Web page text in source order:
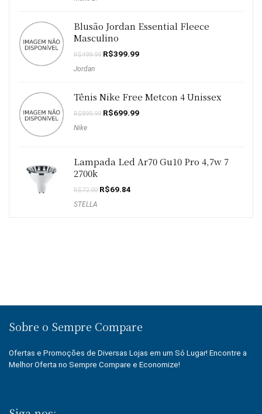
Blusão Jordan Essential Fleece
Masculino
R$499.99 O
R$399.99O
Jordan
Tênis Nike Free Metcon 4 Unissex
R$899.99 O
R$699.99O
Nike
Lampada Led Ar70 Gu10 Pro 4,7w 7
2700k
R$72.00 O
R$69.84
STELLA
Sobre o Sempre Compare
Ofertas e Promoções de Diversas Lojas em um Só Lugar! Encontre a
Melhor Oferta no Sempre Compare e Economize!